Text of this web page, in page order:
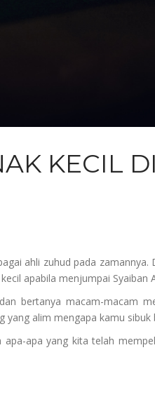
KECIL
ahli zuhud pada
apabila menjumpai Syaiban
bertanya macam-macam
yang alim mengapa kamu
apa yang kita telah